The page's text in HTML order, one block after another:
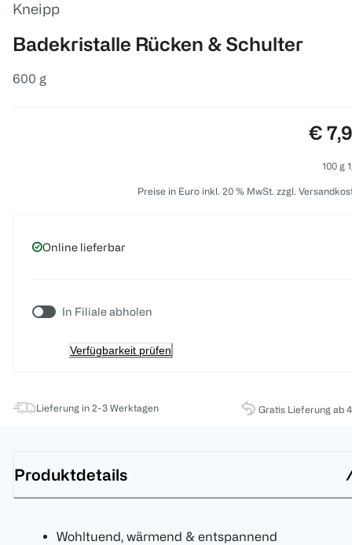
Kneipp
Badekristalle Rücken & Schulter
600 g
€
100 g
Preise in Euro inkl. 20 % MwSt. zzgl.
Online lieferbar
In Filiale abholen
Verfügbarkeit prüfen
Lieferung in 2-3 Werktagen Gratis Lieferung ab
Produktdetails
Wohltuend, wärmend & entspannend